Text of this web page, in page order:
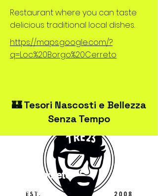
Restaurant where you can taste
delicious traditional local dishes.
https://maps.google.com/?
q=Loc.%20Borgo%20Cerreto
🏰 Tesori Nascosti e Bellezza
Senza Tempo
TRE23Spoleto
Streetwear